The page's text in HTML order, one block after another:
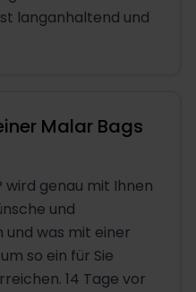
langanhaltend und
Malar Bags
wird genau mit Ihnen
und
und was mit einer
so ein für Sie
14 Tage vor